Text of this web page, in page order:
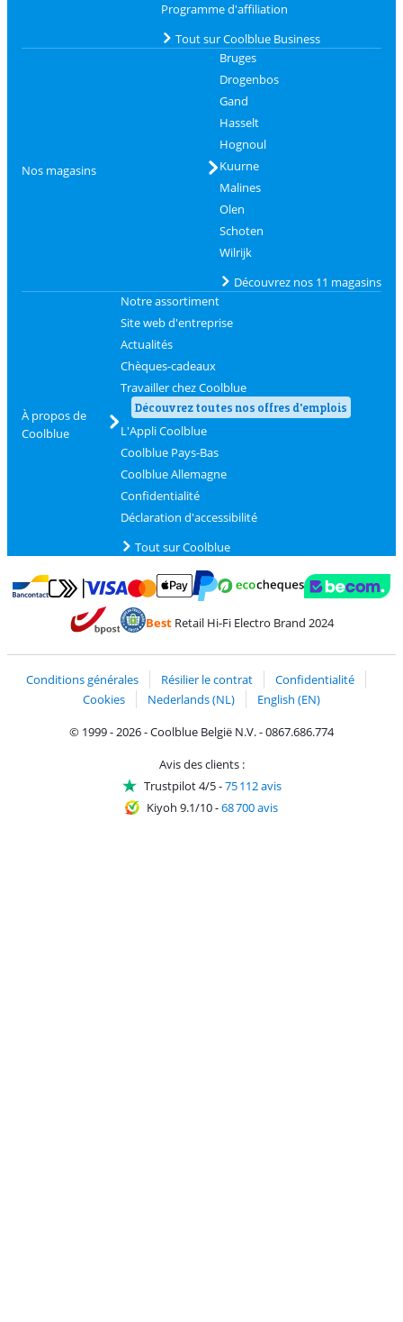
Programme d'affiliation
Tout sur Coolblue Business
Nos magasins
Bruges
Drogenbos
Gand
Hasselt
Hognoul
Kuurne
Malines
Olen
Schoten
Wilrijk
Découvrez nos 11 magasins
À propos de
Coolblue
Notre assortiment
Site web d'entreprise
Actualités
Chèques-cadeaux
Travailler chez Coolblue
Découvrez toutes nos offres d'emplois
L'Appli Coolblue
Coolblue Pays-Bas
Coolblue Allemagne
Confidentialité
Déclaration d'accessibilité
Tout sur Coolblue
Payer avec Bancontact
Payer avec MasterCard et Visa via ClickToPay
BestRetail Hi-Fi Electro Brand 2024
Conditions générales Résilier le contrat
Confidentialité
Cookies
Nederlands (NL)
English (EN)
© 1999 - 2026 - Coolblue België N.V. - 0867.686.774
Avis des clients :
Trustpilot 4/5-75 112 avis
Kiyoh 9.1/10-68 700 avis